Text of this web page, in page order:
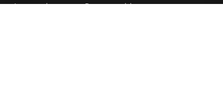
Ansprechpartner Pressemeldungen